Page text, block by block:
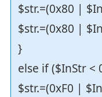
$str.=(0x80 |
$str.=(0x80 |
}
else if ($InStr <
$str.=(0xF0 |